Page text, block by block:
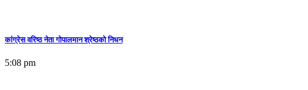
कांग्रेस वरिष्ठ नेता गोपालमान श्रेष्ठको निधन
5:08 pm